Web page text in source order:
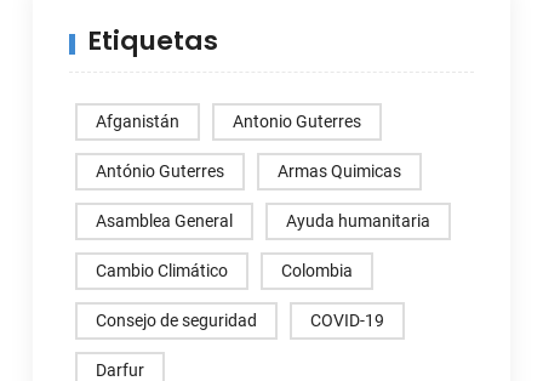
Etiquetas
Afganistán Antonio Guterres
António Guterres Armas Quimicas
Asamblea General Ayuda humanitaria
Cambio Climático Colombia
Consejo de seguridad COVID-19
Darfur